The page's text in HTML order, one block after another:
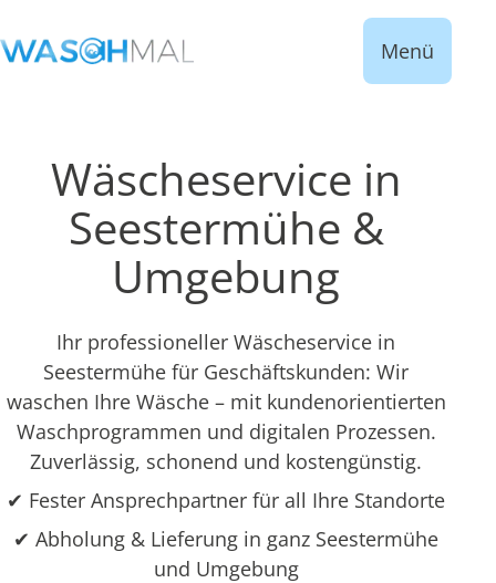
Menü
Wäscheservice in
Seestermühe &
Umgebung
Ihr professioneller Wäscheservice in
Seestermühe für Geschäftskunden: Wir
waschen Ihre Wäsche – mit kundenorientierten
Waschprogrammen und digitalen Prozessen.
Zuverlässig, schonend und kostengünstig.
✔ Fester Ansprechpartner für all Ihre Standorte
✔ Abholung & Lieferung in ganz Seestermühe
und Umgebung